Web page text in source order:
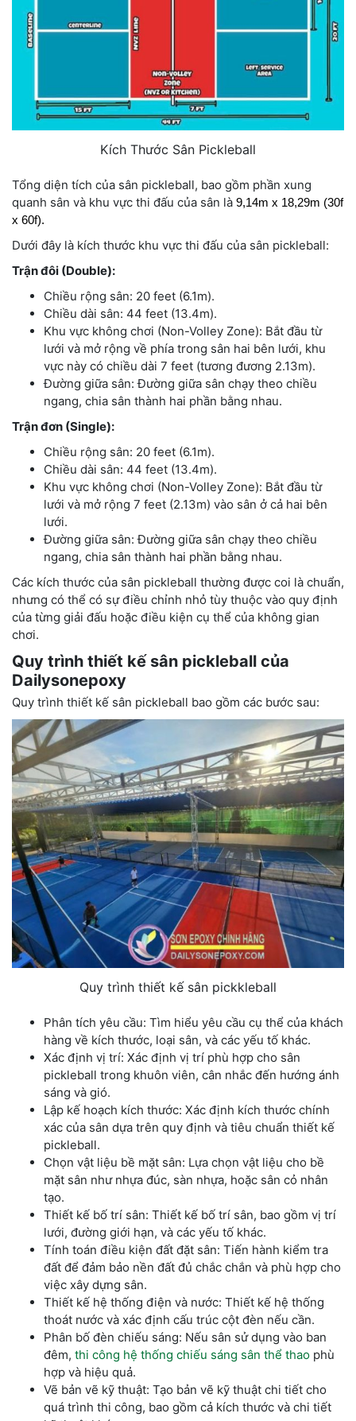
Kích Thước Sân Pickleball
Tổng diện tích của sân pickleball, bao gồm phần xung
quanh sân và khu vực thi đấu của sân là 9,14m x 18,29m (30f
x 60f).
Dưới đây là kích thước khu vực thi đấu của sân pickleball:
Trận đôi (Double):
Chiều rộng sân: 20 feet (6.1m).
Chiều dài sân: 44 feet (13.4m).
Khu vực không chơi (Non-Volley Zone): Bắt đầu từ
lưới và mở rộng về phía trong sân hai bên lưới, khu
vực này có chiều dài 7 feet (tương đương 2.13m).
Đường giữa sân: Đường giữa sân chạy theo chiều
ngang, chia sân thành hai phần bằng nhau.
Trận đơn (Single):
Chiều rộng sân: 20 feet (6.1m).
Chiều dài sân: 44 feet (13.4m).
Khu vực không chơi (Non-Volley Zone): Bắt đầu từ
lưới và mở rộng 7 feet (2.13m) vào sân ở cả hai bên
lưới.
Đường giữa sân: Đường giữa sân chạy theo chiều
ngang, chia sân thành hai phần bằng nhau.
Các kích thước của sân pickleball thường được coi là chuẩn,
nhưng có thể có sự điều chỉnh nhỏ tùy thuộc vào quy định
của từng giải đấu hoặc điều kiện cụ thể của không gian
chơi.
Quy trình thiết kế sân pickleball của
Dailysonepoxy
Quy trình thiết kế sân pickleball bao gồm các bước sau:
Quy trình thiết kế sân pickkleball
Phân tích yêu cầu: Tìm hiểu yêu cầu cụ thể của khách
hàng về kích thước, loại sân, và các yếu tố khác.
Xác định vị trí: Xác định vị trí phù hợp cho sân
pickleball trong khuôn viên, cân nhắc đến hướng ánh
sáng và gió.
Lập kế hoạch kích thước: Xác định kích thước chính
xác của sân dựa trên quy định và tiêu chuẩn thiết kế
pickleball.
Chọn vật liệu bề mặt sân: Lựa chọn vật liệu cho bề
mặt sân như nhựa đúc, sàn nhựa, hoặc sân cỏ nhân
tạo.
Thiết kế bố trí sân: Thiết kế bố trí sân, bao gồm vị trí
lưới, đường giới hạn, và các yếu tố khác.
Tính toán điều kiện đất đặt sân: Tiến hành kiểm tra
đất để đảm bảo nền đất đủ chắc chắn và phù hợp cho
việc xây dựng sân.
Thiết kế hệ thống điện và nước: Thiết kế hệ thống
thoát nước và xác định cấu trúc cột đèn nếu cần.
Phân bố đèn chiếu sáng: Nếu sân sử dụng vào ban
đêm, thi công hệ thống chiếu sáng sân thể thao phù
hợp và hiệu quả.
Vẽ bản vẽ kỹ thuật: Tạo bản vẽ kỹ thuật chi tiết cho
quá trình thi công, bao gồm cả kích thước và chi tiết